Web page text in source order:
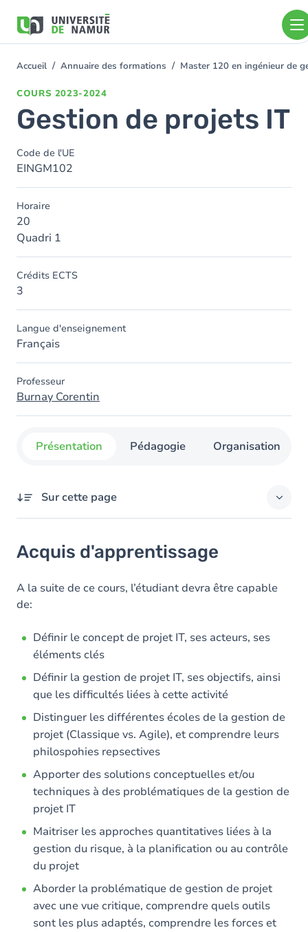
contenu
You
Accueil Annuaire des formations Master 120 en ingénieur de
COURS 2023-2024
Gestion de projets IT
Code de l'UE
EINGM102
Horaire
20
Quadri 1
Crédits ECTS
3
Langue d'enseignement
Français
Professeur
Burnay Corentin
Présentation Pédagogie Organisation
Sur cette page
Objectifs
Contenu
Acquis d'apprentissage
A la suite de ce cours, l’étudiant devra être capable
de:
Définir le concept de projet IT, ses acteurs, ses
éléments clés
Définir la gestion de projet IT, ses objectifs, ainsi
que les difficultés liées à cette activité
Distinguer les différentes écoles de la gestion de
projet (Classique vs. Agile), et comprendre leurs
philospohies repsectives
Apporter des solutions conceptuelles et/ou
techniques à des problématiques de la gestion de
projet IT
Maitriser les approches quantitatives liées à la
gestion du risque, à la planification ou au contrôle
du projet
Aborder la problématique de gestion de projet
avec une vue critique, comprendre quels outils
sont les plus adaptés, comprendre les forces et